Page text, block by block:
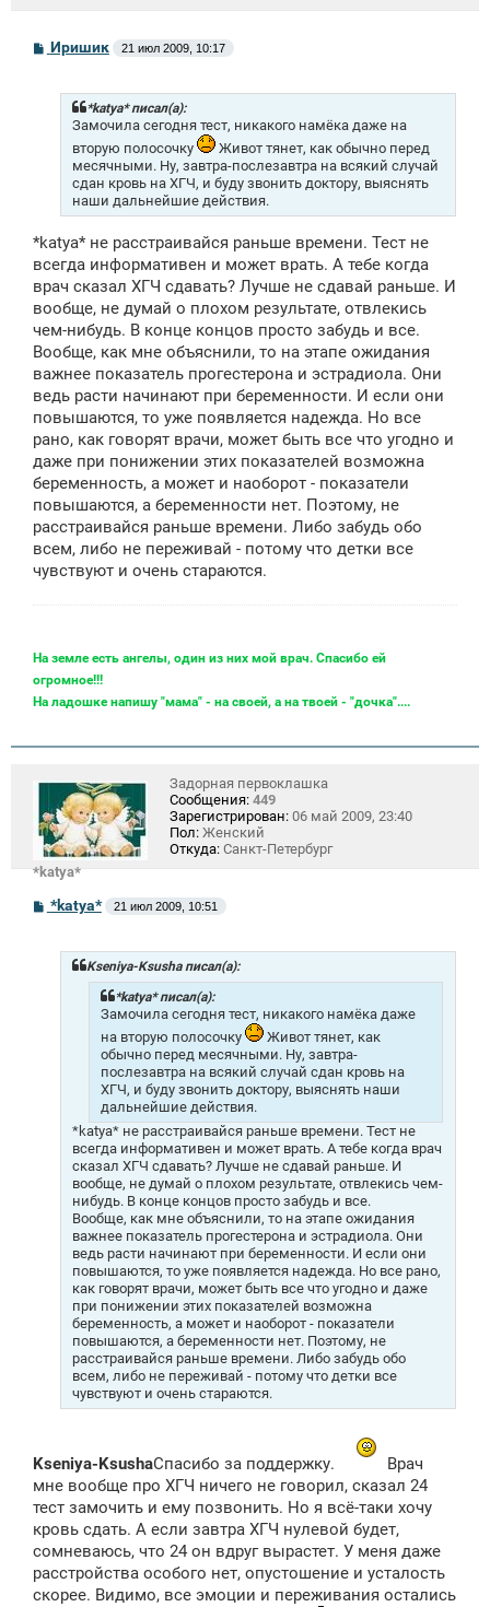
СИришик 21 июл 2009, 10:17
*katya* писал(а):
Замочила сегодня тест, никакого намёка даже на
вторую полосочку
Живот тянет, как обычно перед
месячными. Ну, завтра-послезавтра на всякий случай
сдан кровь на ХГЧ, и буду звонить доктору, выяснять
наши дальнейшие действия.
*katya* не расстраивайся раньше времени. Тест не
всегда информативен и может врать. А тебе когда
врач сказал ХГЧ сдавать? Лучше не сдавай раньше. И
вообще, не думай о плохом результате, отвлекись
чем-нибудь. В конце концов просто забудь и все.
Вообще, как мне объяснили, то на этапе ожидания
важнее показатель прогестерона и эстрадиола. Они
ведь расти начинают при беременности. И если они
повышаются, то уже появляется надежда. Но все
рано, как говорят врачи, может быть все что угодно и
даже при понижении этих показателей возможна
беременность, а может и наоборот - показатели
повышаются, а беременности нет. Поэтому, не
расстраивайся раньше времени. Либо забудь обо
всем, либо не переживай - потому что детки все
чувствуют и очень стараются.
На земле есть ангелы, один из них мой врач. Спасибо ей
огромное!!!
На ладошке напишу "мама" - на своей, а на твоей - "дочка"....
*katya*
Задорная первоклашка
Сообщения: 449
Зарегистрирован: 06 май 2009, 23:40
Пол: Женский
Откуда: Санкт-Петербург
С*katya* 21 июл 2009, 10:51
Kseniya-Ksusha писал(а):
*katya* писал(а):
Замочила сегодня тест, никакого намёка даже
на вторую полосочку
Живот тянет, как
обычно перед месячными. Ну, завтра-
послезавтра на всякий случай сдан кровь на
ХГЧ, и буду звонить доктору, выяснять наши
дальнейшие действия.
*katya* не расстраивайся раньше времени. Тест не
всегда информативен и может врать. А тебе когда врач
сказал ХГЧ сдавать? Лучше не сдавай раньше. И
вообще, не думай о плохом результате, отвлекись чем-
нибудь. В конце концов просто забудь и все.
Вообще, как мне объяснили, то на этапе ожидания
важнее показатель прогестерона и эстрадиола. Они
ведь расти начинают при беременности. И если они
повышаются, то уже появляется надежда. Но все рано,
как говорят врачи, может быть все что угодно и даже
при понижении этих показателей возможна
беременность, а может и наоборот - показатели
повышаются, а беременности нет. Поэтому, не
расстраивайся раньше времени. Либо забудь обо
всем, либо не переживай - потому что детки все
чувствуют и очень стараются.
Kseniya-KsushaСпасибо за поддержку.
Врач
мне вообще про ХГЧ ничего не говорил, сказал 24
тест замочить и ему позвонить. Но я всё-таки хочу
кровь сдать. А если завтра ХГЧ нулевой будет,
сомневаюсь, что 24 он вдруг вырастет. У меня даже
расстройства особого нет, опустошение и усталость
скорее. Видимо, все эмоции и переживания остались